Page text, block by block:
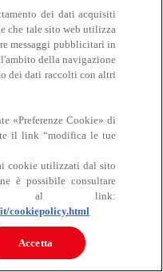
Carne
dei dati acquisiti
che tale sito web utilizza
messaggi pubblicitari in
della navigazione
dei dati raccolti con altri
«Preferenze Cookie» di
il link “modifica le tue
cookie utilizzati dal sito
è possibile consultare
al link:
cookiepolicy.html
Accetta